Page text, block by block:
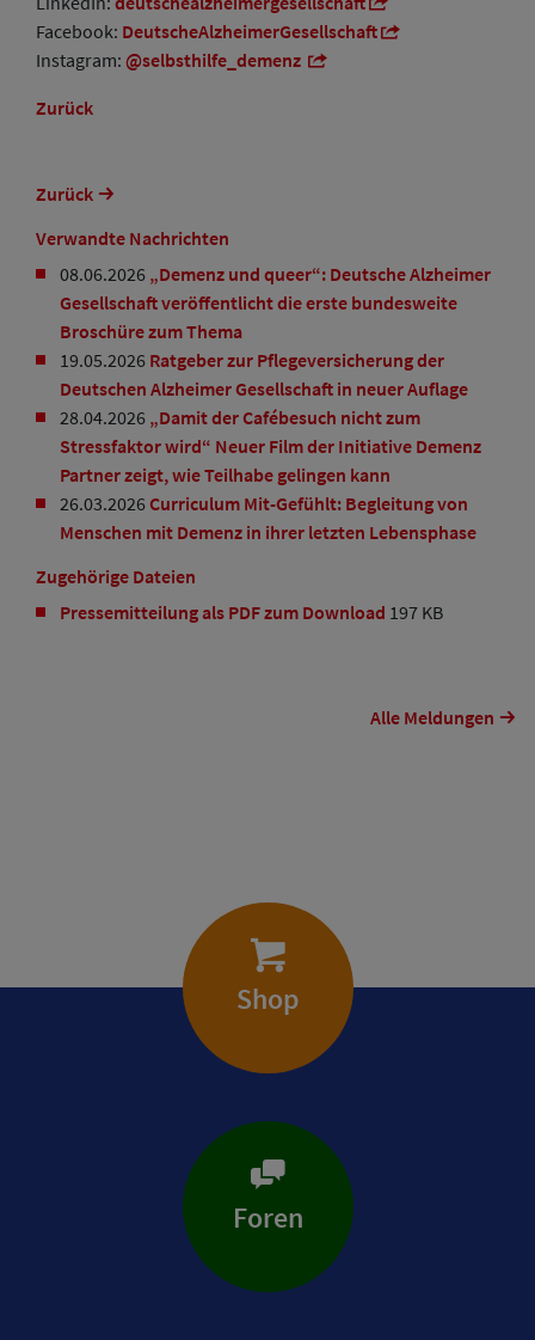
Facebook: DeutscheAlzheimerGesellschaft
Instagram: @selbsthilfe_demenz
Zurück
Zurück
Verwandte Nachrichten
08.06.2026 „Demenz und queer“: Deutsche Alzheimer
Gesellschaft veröffentlicht die erste bundesweite
Broschüre zum Thema
19.05.2026 Ratgeber zur Pflegeversicherung der
Deutschen Alzheimer Gesellschaft in neuer Auflage
28.04.2026 „Damit der Cafébesuch nicht zum
Stressfaktor wird“ Neuer Film der Initiative Demenz
Partner zeigt, wie Teilhabe gelingen kann
26.03.2026 Curriculum Mit-Gefühlt: Begleitung von
Menschen mit Demenz in ihrer letzten Lebensphase
Zugehörige Dateien
Pressemitteilung als PDF zum Download 197 KB
Alle Meldungen
Shop
Foren